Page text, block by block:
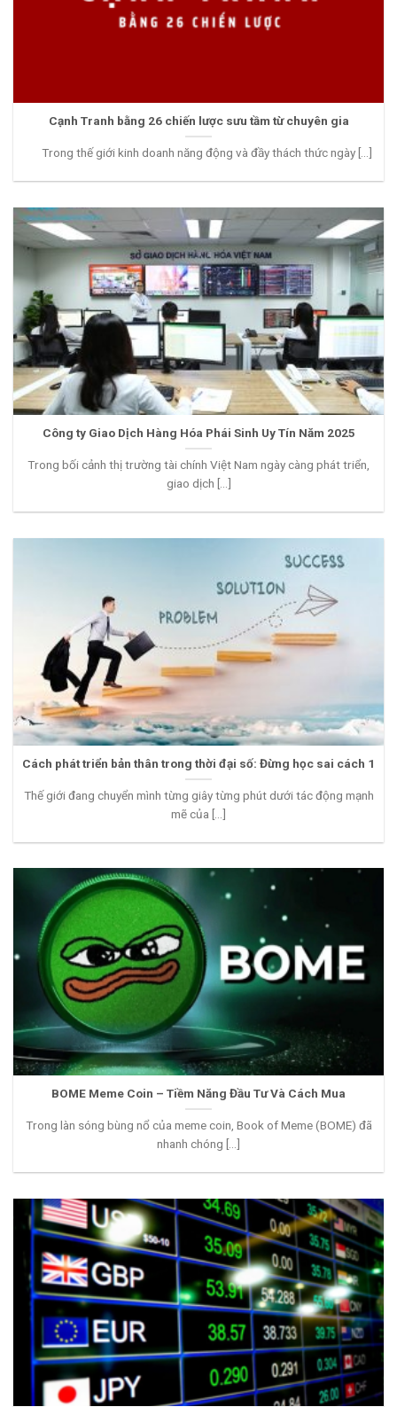
Cạnh Tranh bằng 26 chiến lược sưu tầm từ chuyên gia
Trong thế giới kinh doanh năng động và đầy thách thức ngày [...]
Công ty Giao Dịch Hàng Hóa Phái Sinh Uy Tín Năm 2025
Trong bối cảnh thị trường tài chính Việt Nam ngày càng phát triển,
giao dịch [...]
Cách phát triển bản thân trong thời đại số: Đừng học sai cách 1
Thế giới đang chuyển mình từng giây từng phút dưới tác động mạnh
mẽ của [...]
BOME Meme Coin – Tiềm Năng Đầu Tư Và Cách Mua
Trong làn sóng bùng nổ của meme coin, Book of Meme (BOME) đã
nhanh chóng [...]